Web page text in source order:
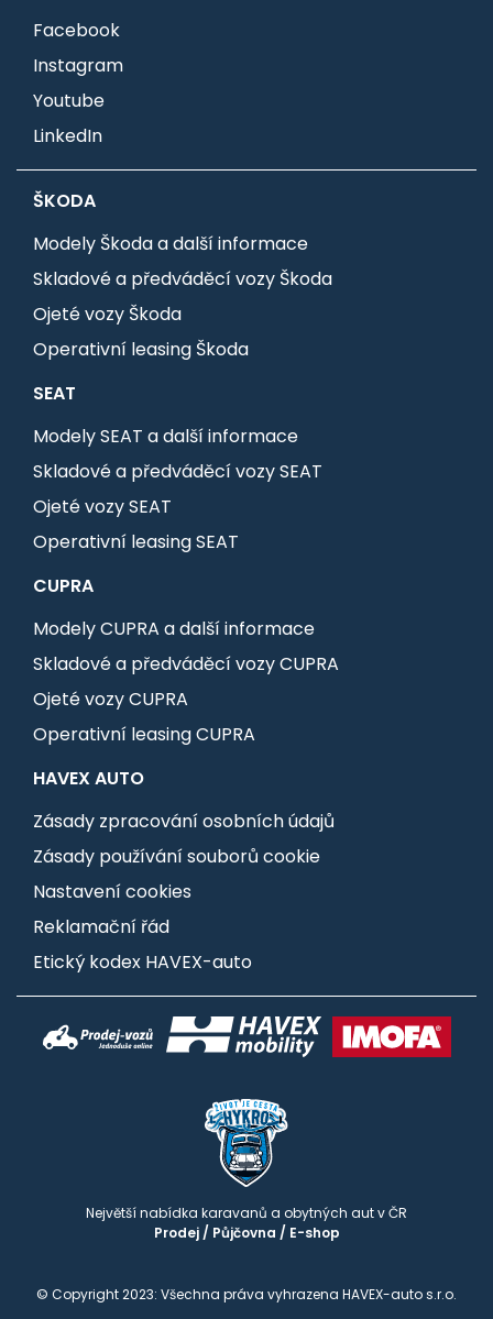
Facebook
Instagram
Youtube
LinkedIn
ŠKODA
Modely Škoda a další informace
Skladové a předváděcí vozy Škoda
Ojeté vozy Škoda
Operativní leasing Škoda
SEAT
Modely SEAT a další informace
Skladové a předváděcí vozy SEAT
Ojeté vozy SEAT
Operativní leasing SEAT
CUPRA
Modely CUPRA a další informace
Skladové a předváděcí vozy CUPRA
Ojeté vozy CUPRA
Operativní leasing CUPRA
HAVEX AUTO
Zásady zpracování osobních údajů
Zásady používání souborů cookie
Nastavení cookies
Reklamační řád
Etický kodex HAVEX-auto
Největší nabídka karavanů a obytných aut v ČR
Prodej/ Půjčovna / E-shop
© Copyright 2023: Všechna práva vyhrazena HAVEX-auto s.r.o.